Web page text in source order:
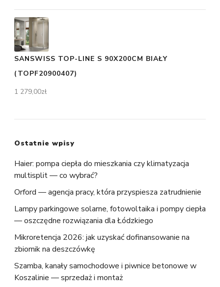
SANSWISS TOP-LINE S 90X200CM BIAŁY
(TOPF20900407)
1 279,00zł
Ostatnie wpisy
Haier: pompa ciepła do mieszkania czy klimatyzacja
multisplit — co wybrać?
Orford — agencja pracy, która przyspiesza zatrudnienie
Lampy parkingowe solarne, fotowoltaika i pompy ciepła
— oszczędne rozwiązania dla Łódzkiego
Mikroretencja 2026: jak uzyskać dofinansowanie na
zbiornik na deszczówkę
Szamba, kanały samochodowe i piwnice betonowe w
Koszalinie — sprzedaż i montaż